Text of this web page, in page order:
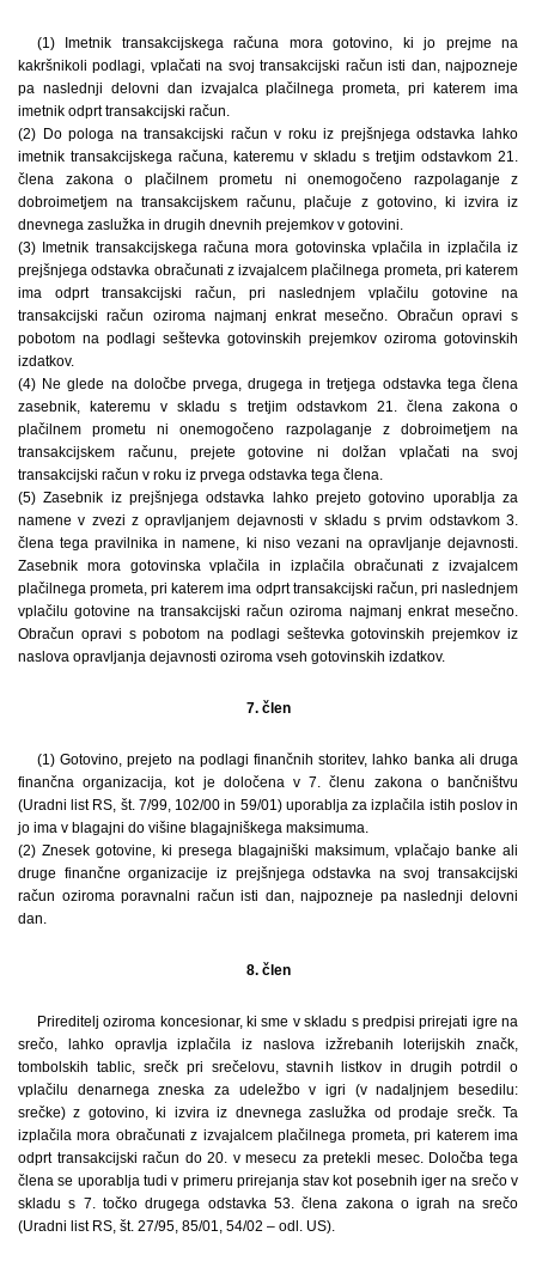
(1) Imetnik transakcijskega računa mora gotovino, ki jo prejme na
kakršnikoli podlagi, vplačati na svoj transakcijski račun isti dan, najpozneje
pa naslednji delovni dan izvajalca plačilnega prometa, pri katerem ima
imetnik odprt transakcijski račun.
(2) Do pologa na transakcijski račun v roku iz prejšnjega odstavka lahko
imetnik transakcijskega računa, kateremu v skladu s tretjim odstavkom 21.
člena zakona o plačilnem prometu ni onemogočeno razpolaganje z
dobroimetjem na transakcijskem računu, plačuje z gotovino, ki izvira iz
dnevnega zaslužka in drugih dnevnih prejemkov v gotovini.
(3) Imetnik transakcijskega računa mora gotovinska vplačila in izplačila iz
prejšnjega odstavka obračunati z izvajalcem plačilnega prometa, pri katerem
ima odprt transakcijski račun, pri naslednjem vplačilu gotovine na
transakcijski račun oziroma najmanj enkrat mesečno. Obračun opravi s
pobotom na podlagi seštevka gotovinskih prejemkov oziroma gotovinskih
izdatkov.
(4) Ne glede na določbe prvega, drugega in tretjega odstavka tega člena
zasebnik, kateremu v skladu s tretjim odstavkom 21. člena zakona o
plačilnem prometu ni onemogočeno razpolaganje z dobroimetjem na
transakcijskem računu, prejete gotovine ni dolžan vplačati na svoj
transakcijski račun v roku iz prvega odstavka tega člena.
(5) Zasebnik iz prejšnjega odstavka lahko prejeto gotovino uporablja za
namene v zvezi z opravljanjem dejavnosti v skladu s prvim odstavkom 3.
člena tega pravilnika in namene, ki niso vezani na opravljanje dejavnosti.
Zasebnik mora gotovinska vplačila in izplačila obračunati z izvajalcem
plačilnega prometa, pri katerem ima odprt transakcijski račun, pri naslednjem
vplačilu gotovine na transakcijski račun oziroma najmanj enkrat mesečno.
Obračun opravi s pobotom na podlagi seštevka gotovinskih prejemkov iz
naslova opravljanja dejavnosti oziroma vseh gotovinskih izdatkov.
7. člen
(1) Gotovino, prejeto na podlagi finančnih storitev, lahko banka ali druga
finančna organizacija, kot je določena v 7. členu zakona o bančništvu
(Uradni list RS, št. 7/99, 102/00 in 59/01) uporablja za izplačila istih poslov in
jo ima v blagajni do višine blagajniškega maksimuma.
(2) Znesek gotovine, ki presega blagajniški maksimum, vplačajo banke ali
druge finančne organizacije iz prejšnjega odstavka na svoj transakcijski
račun oziroma poravnalni račun isti dan, najpozneje pa naslednji delovni
dan.
8. člen
Prireditelj oziroma koncesionar, ki sme v skladu s predpisi prirejati igre na
srečo, lahko opravlja izplačila iz naslova izžrebanih loterijskih značk,
tombolskih tablic, srečk pri srečelovu, stavnih listkov in drugih potrdil o
vplačilu denarnega zneska za udeležbo v igri (v nadaljnjem besedilu:
srečke) z gotovino, ki izvira iz dnevnega zaslužka od prodaje srečk. Ta
izplačila mora obračunati z izvajalcem plačilnega prometa, pri katerem ima
odprt transakcijski račun do 20. v mesecu za pretekli mesec. Določba tega
člena se uporablja tudi v primeru prirejanja stav kot posebnih iger na srečo v
skladu s 7. točko drugega odstavka 53. člena zakona o igrah na srečo
(Uradni list RS, št. 27/95, 85/01, 54/02 – odl. US).